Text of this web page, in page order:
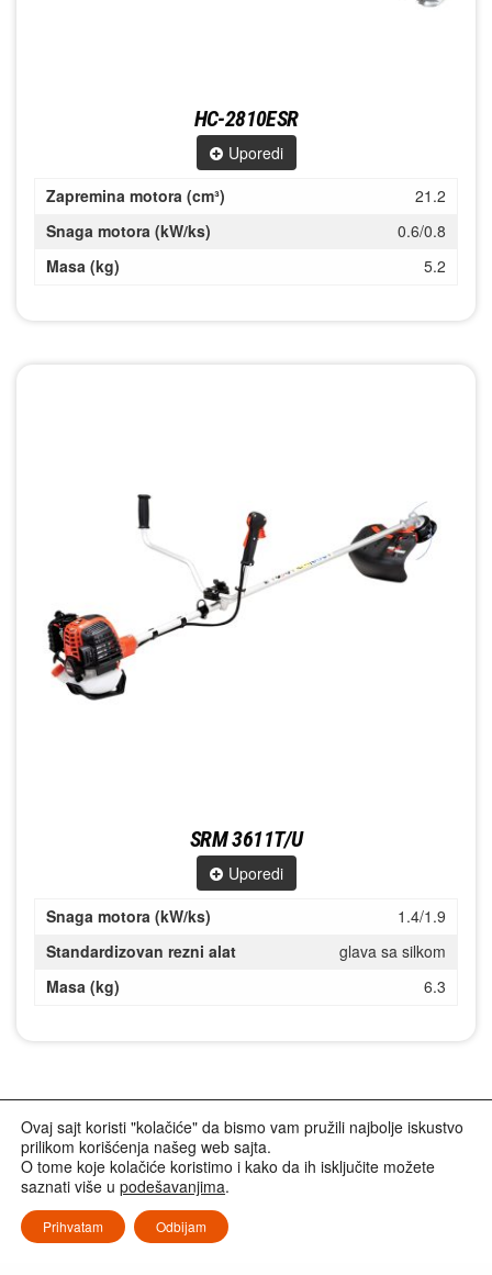
HC-2810ESR
Uporedi
Zapremina motora (cm³)
21.2
Snaga motora (kW/ks)
0.6/0.8
Masa (kg)
5.2
SRM 3611T/U
Uporedi
Snaga motora (kW/ks)
1.4/1.9
Standardizovan rezni alat
glava sa silkom
Masa (kg)
6.3
Ovaj sajt koristi "kolačiće" da bismo vam pružili najbolje iskustvo
prilikom korišćenja našeg web sajta.
O tome koje kolačiće koristimo i kako da ih isključite možete
saznati više upodešavanjima.
Prihvatam Odbijam